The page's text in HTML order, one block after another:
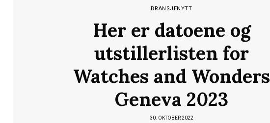
BRANSJENYTT
Her er datoene og
utstillerlisten for
Watches and Wonders
Geneva 2023
30. OKTOBER 2022